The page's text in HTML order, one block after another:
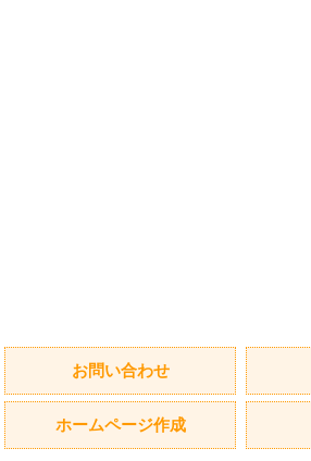
お問い合わせ
ホームページ作成